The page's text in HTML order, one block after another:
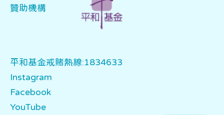
贊助機構
平和基金戒賭熱線:1834633
Instagram
Facebook
YouTube